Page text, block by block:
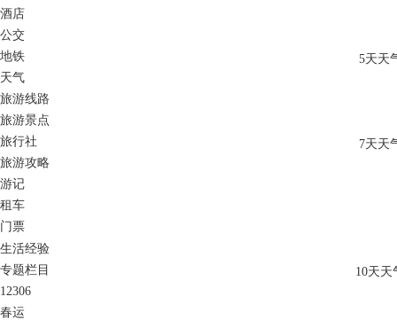
酒店
公交
地铁
天气
旅游线路
旅游景点
旅行社
旅游攻略
游记
租车
门票
生活经验
专题栏目
12306
春运
5天天
7天天
10天天